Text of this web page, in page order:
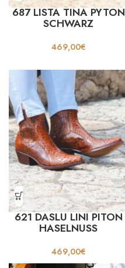
687 LISTA TINA PYTON
SCHWARZ
469,00€
621 DASLU LINI PITON
HASELNUSS
469,00€